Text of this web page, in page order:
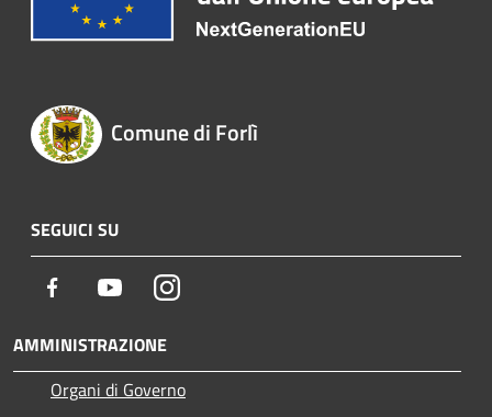
Comune di Forlì
SEGUICI SU
Facebook YoutubeInstagram
AMMINISTRAZIONE
Organi di Governo